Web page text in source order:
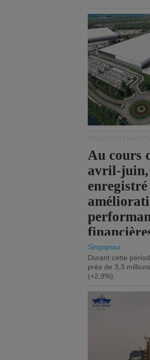
Au cours
avril-juin,
Singapour
Durant cette
près de 3,3
(+2,9%).